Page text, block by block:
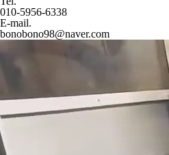
010-5956-6338
E-mail.
bonobono98@naver.com